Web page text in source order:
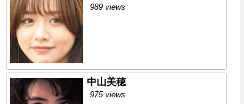
989 views
中山美穂
975 views